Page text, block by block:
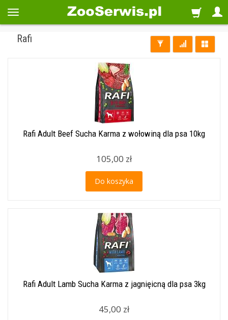
Rafi
Rafi Adult Beef Sucha Karma z wołowiną dla psa 10kg
105,00 zł
Do koszyka
Rafi Adult Lamb Sucha Karma z jagnięicną dla psa 3kg
45,00 zł